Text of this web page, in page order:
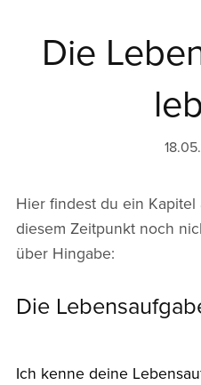
Die
Hier findest du ein Kapitel
diesem Zeitpunkt noch
über Hingabe:
Die
Ich kenne deine